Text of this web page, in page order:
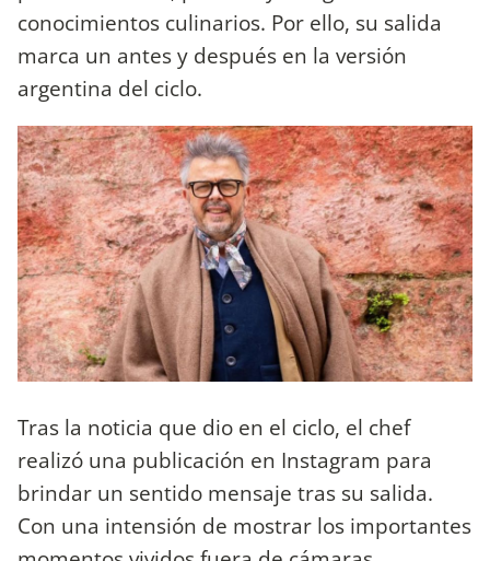
conocimientos culinarios. Por ello, su salida
marca un antes y después en la versión
argentina del ciclo.
Tras la noticia que dio en el ciclo, el chef
realizó una publicación en Instagram para
brindar un sentido mensaje tras su salida.
Con una intensión de mostrar los importantes